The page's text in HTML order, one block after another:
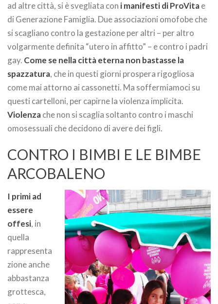
ad altre città, si è svegliata con i manifesti di ProVitae
di Generazione Famiglia. Due associazioni omofobe che
si scagliano contro la gestazione per altri – per altro
volgarmente definita “utero in affitto” – e contro i padri
gay. Come se nella città eterna non bastasse la
spazzatura, che in questi giorni prospera rigogliosa
come mai attorno ai cassonetti. Ma soffermiamoci su
questi cartelloni, per capirne la violenza implicita.
Violenzache non si scaglia soltanto contro i maschi
omosessuali che decidono di avere dei figli.
CONTRO I BIMBI E LE BIMBE
ARCOBALENO
I primi ad
essere
offesi, in
quella
rappresenta
zione anche
abbastanza
grottesca,